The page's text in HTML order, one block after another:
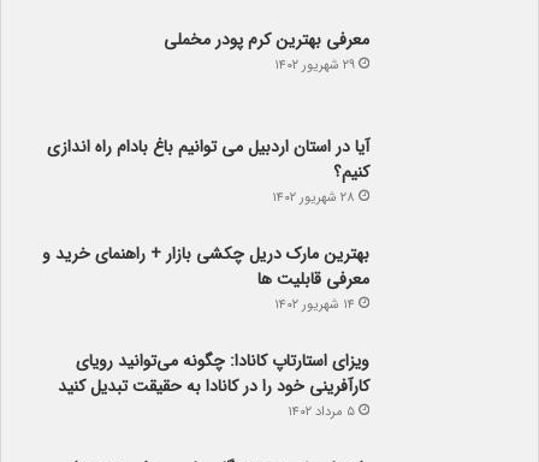
معرفی بهترین کرم پودر مخملی
۲۹ شهریور ۱۴۰۲
آیا در استان اردبیل می توانیم باغ بادام راه اندازی
کنیم؟
۲۸ شهریور ۱۴۰۲
بهترین مارک دریل چکشی بازار + راهنمای خرید و
معرفی قابلیت ها
۱۴ شهریور ۱۴۰۲
ویزای استارتاپ کانادا: چگونه می‌توانید رویای
کارآفرینی خود را در کانادا به حقیقت تبدیل کنید
۵ مرداد ۱۴۰۲